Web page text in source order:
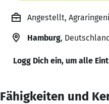
Angestellt,
Hamburg,
Logg Dich ein, um alle
Fähigkeiten und